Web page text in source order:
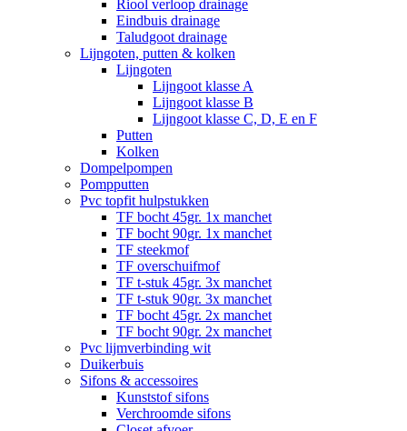
Riool verloop drainage
Eindbuis drainage
Taludgoot drainage
Lijngoten, putten & kolken
Lijngoten
Lijngoot klasse A
Lijngoot klasse B
Lijngoot klasse C, D, E en F
Putten
Kolken
Dompelpompen
Pompputten
Pvc topfit hulpstukken
TF bocht 45gr. 1x manchet
TF bocht 90gr. 1x manchet
TF steekmof
TF overschuifmof
TF t-stuk 45gr. 3x manchet
TF t-stuk 90gr. 3x manchet
TF bocht 45gr. 2x manchet
TF bocht 90gr. 2x manchet
Pvc lijmverbinding wit
Duikerbuis
Sifons & accessoires
Kunststof sifons
Verchroomde sifons